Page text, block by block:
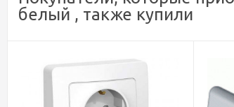
белый , также купили